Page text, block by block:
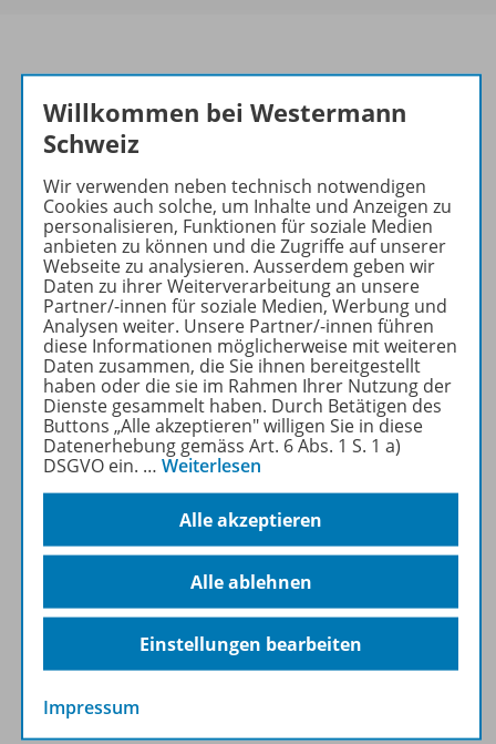
Produktinformationen
Beschreibung
Zugehörige Produkte
Auch in Paketen erhältlich
Digitale Unterrichtsmaterialien
Willkommen bei Westermann
Schweiz
Wir verwenden neben technisch notwendigen
Cookies auch solche, um Inhalte und Anzeigen zu
personalisieren, Funktionen für soziale Medien
anbieten zu können und die Zugriffe auf unserer
Webseite zu analysieren. Ausserdem geben wir
Daten zu ihrer Weiterverarbeitung an unsere
Partner/-innen für soziale Medien, Werbung und
Analysen weiter. Unsere Partner/-innen führen
diese Informationen möglicherweise mit weiteren
Daten zusammen, die Sie ihnen bereitgestellt
haben oder die sie im Rahmen Ihrer Nutzung der
Dienste gesammelt haben. Durch Betätigen des
Buttons „Alle akzeptieren" willigen Sie in diese
Datenerhebung gemäss Art. 6 Abs. 1 S. 1 a)
DSGVO ein. … Weiterlesen
Alle akzeptieren
Alle ablehnen
Einstellungen bearbeiten
Impressum